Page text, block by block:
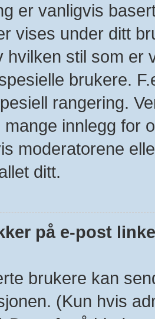
er vanligvis
vises under ditt
hvilken stil som er
brukere.
rangering.
innlegg for
moderatorene
ditt.
på e-post
brukere kan
(Kun hvis